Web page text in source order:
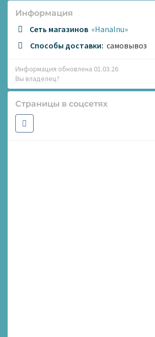
Информация
Сеть магазинов «HanaInu»
Способы доставки: самовывоз
Информация обновлена 01.03.26
Вы владелец?
Страницы в соцсетях